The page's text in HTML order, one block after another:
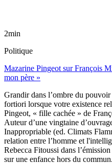
2min
Politique
Mazarine Pingeot sur François
mon père »
Grandir dans l’ombre du
fortiori lorsque votre existence
Pingeot, « fille cachée » de
Auteur d’une vingtaine
Inappropriable (ed. Climats
relation entre l’homme et
Rebecca Fitoussi dans
sur une enfance hors du commun.